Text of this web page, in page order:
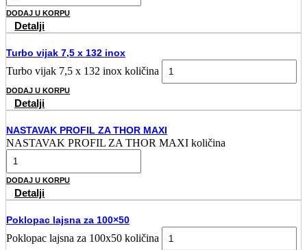
DODAJ U KORPU
Detalji
Turbo vijak 7,5 x 132 inox
Turbo vijak 7,5 x 132 inox količina
DODAJ U KORPU
Detalji
NASTAVAK PROFIL ZA THOR MAXI
NASTAVAK PROFIL ZA THOR MAXI količina
DODAJ U KORPU
Detalji
Poklopac lajsna za 100×50
Poklopac lajsna za 100x50 količina